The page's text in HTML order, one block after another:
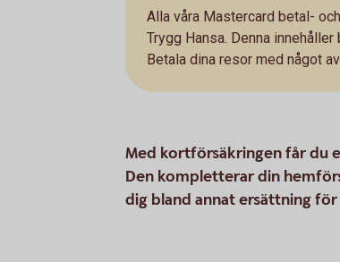
Alla våra Mastercard betal-
Trygg Hansa. Denna
Betala dina resor med något
Med kortförsäkringen får du
Den kompletterar din
dig bland annat ersättning